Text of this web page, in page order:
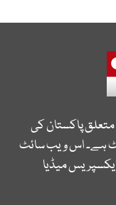
پاکستان کی
ہے۔ اس ویب سائٹ
میڈیا